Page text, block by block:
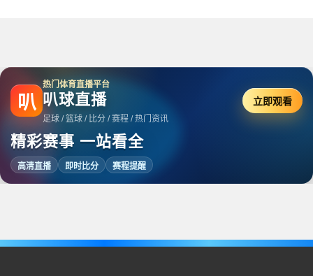
叭
热门体育直播平台
叭球直播
足球 / 篮球 / 比分 / 赛程 / 热门资讯
精彩赛事 一站看全
高清直播 即时比分 赛程提醒
立即观看